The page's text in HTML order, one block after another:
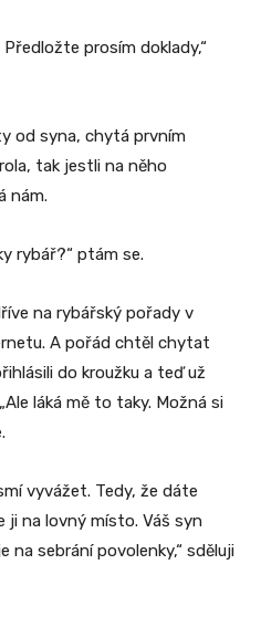
prosím doklady,“
od syna, chytá prvním
tak jestli na něho
nám.
rybář?“ ptám se.
na rybářský pořady v
A pořád chtěl chytat
do kroužku a teď už
láká mě to taky. Možná si
vyvážet. Tedy, že dáte
ji na lovný místo. Váš syn
na sebrání povolenky,“ sděluji